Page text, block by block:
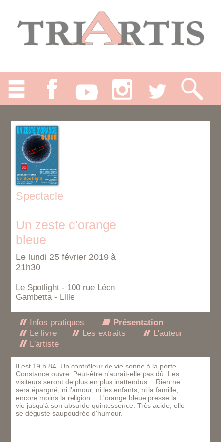
Spectacle
Un zeste d'orange
bleue
Le lundi 25 février 2019 à
21h30
Le Spotlight - 100 rue Léon
Gambetta - Lille
Infos pratiques
Présentation
Le livre
Les extraits
L'auteur
L'artiste
Il est 19 h 84. Un contrôleur de vie sonne à la porte.
Constance ouvre. Peut-être n'aurait-elle pas dû. Les
visiteurs seront de plus en plus inattendus… Rien ne
sera épargné, ni l'amour, ni les enfants, ni la famille,
encore moins la religion… L'orange bleue presse la
vie jusqu'à son absurde quintessence. Très acide, elle
se déguste saupoudrée d'humour.